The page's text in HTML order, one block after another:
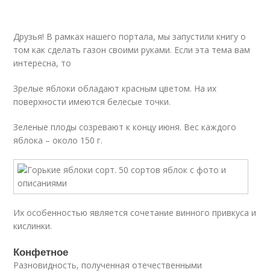
Друзья! В рамках нашего портала, мы запустили книгу о
том как сделать газон своими руками. Если эта тема вам
интересна, то
Зрелые яблоки обладают красным цветом. На их
поверхности имеются белесые точки.
Зеленые плоды созревают к концу июня. Вес каждого
яблока – около 150 г.
Их особенностью является сочетание винного привкуса и
кислинки.
Конфетное
Разновидность, полученная отечественными